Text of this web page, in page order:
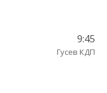
9:45
Гусев КДП